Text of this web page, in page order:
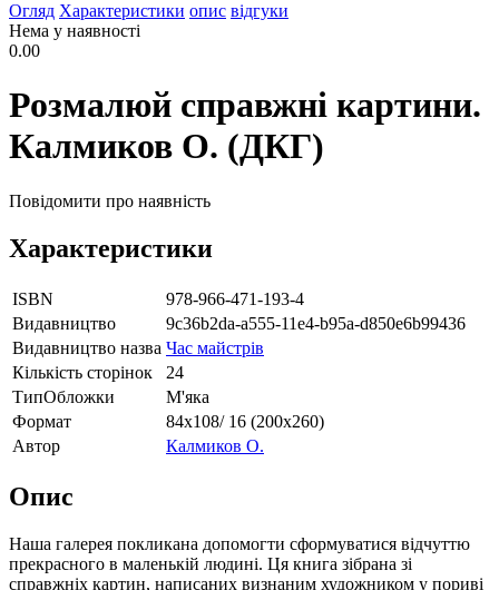
Огляд Характеристики опис відгуки
Нема у наявності
0.00
Розмалюй справжні картини.
Калмиков О. (ДКГ)
Повідомити про наявність
Характеристики
ISBN
978-966-471-193-4
Видавництво
9c36b2da-a555-11e4-b95a-d850e6b99436
Видавництво назва Час майстрів
Кількість сторінок
24
ТипОбложки
М'яка
Формат
84х108/ 16 (200х260)
Автор
Калмиков О.
Опис
Наша галерея покликана допомогти сформуватися відчуттю
прекрасного в маленькій людині. Ця книга зібрана зі
справжніх картин, написаних визнаним художником у пориві